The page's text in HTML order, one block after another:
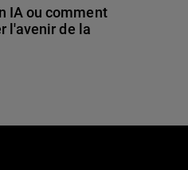
IA ou comment
l'avenir de la